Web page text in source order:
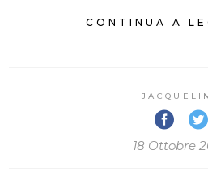
CONTINUA A
18 Ottobre